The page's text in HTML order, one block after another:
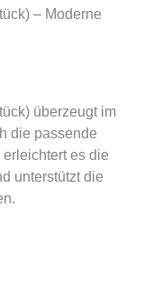
– Moderne
überzeugt im
die passende
es die
unterstützt die